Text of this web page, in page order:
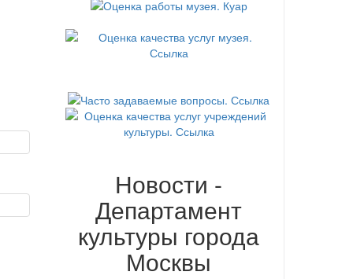
Новости -
Департамент
культуры города
Москвы